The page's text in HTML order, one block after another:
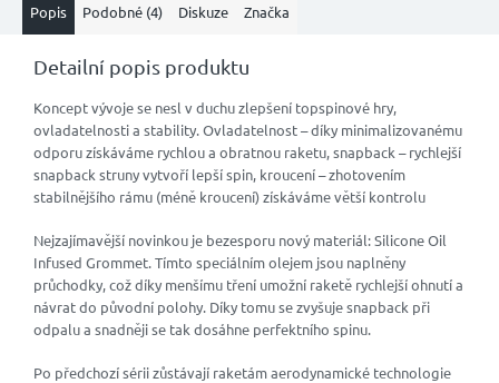
Popis Podobné (4) Diskuze Značka
Detailní popis produktu
Koncept vývoje se nesl v duchu zlepšení topspinové hry,
ovladatelnosti a stability. Ovladatelnost – díky minimalizovanému
odporu získáváme rychlou a obratnou raketu, snapback – rychlejší
snapback struny vytvoří lepší spin, kroucení – zhotovením
stabilnějšího rámu (méně kroucení) získáváme větší kontrolu
Nejzajímavější novinkou je bezesporu nový materiál: Silicone Oil
Infused Grommet. Tímto speciálním olejem jsou naplněny
průchodky, což díky menšímu tření umožní raketě rychlejší ohnutí a
návrat do původní polohy. Díky tomu se zvyšuje snapback při
odpalu a snadněji se tak dosáhne perfektního spinu.
Po předchozí sérii zůstávají raketám aerodynamické technologie